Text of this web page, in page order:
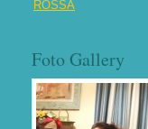
ROSSA
Foto Gallery